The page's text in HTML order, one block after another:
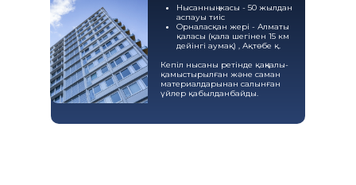
Нысанның жасы - 50 жылдан
аспауы тиіс
Орналасқан жері - Алматы
қаласы (қала шегінен 15 км
дейінгі аумақ) , Ақтөбе қ.
Кепіл нысаны ретінде қаңқалы-
қамыстырылған және саман
материалдарынан салынған
үйлер қабылданбайды.